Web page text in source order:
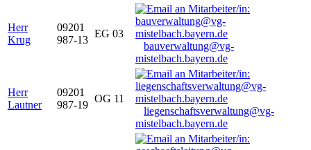
Herr
Krug
09201
987-13
EG 03
bauverwaltung@vg-
mistelbach.bayern.de
Herr
Lautner
09201
987-19
OG 11
liegenschaftsverwaltung@vg-
mistelbach.bayern.de